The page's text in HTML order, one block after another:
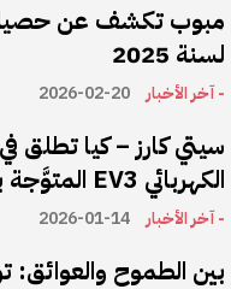
مبوب تكشف عن
لسنة 2025
- آخر الأخبار 2026-02-20
سيتي كارز – كيا تطلق
الكهربائي EV3 المتوَّجة بلقب سيارة العام عالميًا
- آخر الأخبار 2026-01-14
بين الطموح